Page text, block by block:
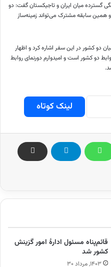
گسترده میان ایران و تاجیکستان گفت: دو
همین سابقه مشترک می‌تواند زمینه‌ساز
دو کشور در این سفر اشاره کرد و اظهار
دو کشور است و امیدوارم دورنمای روابط
لینک کوتاه
قائم‌پناه مسئول ادارۀ امور گزینش
کشور شد
۱۴۰۳, مرداد ۳۰